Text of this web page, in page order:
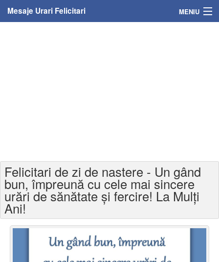
Mesaje Urari Felicitari MENIU
Felicitari varsta
Felicitari zilele anului
Felicitari zile saptamana
Felicitari muzicale
Felicitari de zi de nastere - Un gând
bun, împreună cu cele mai sincere
urări de sănătate și fercire! La Mulți
Ani!